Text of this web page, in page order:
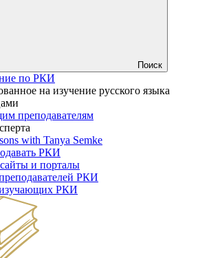
Поиск
по РКИ
на изучение русского языка
преподавателям
with Tanya Semke
РКИ
и порталы
РКИ
РКИ